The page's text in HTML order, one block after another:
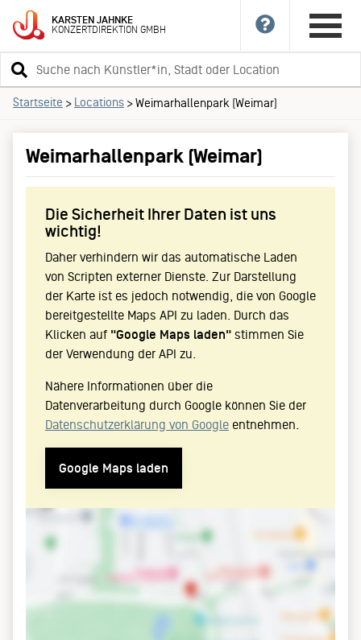
KARSTENJAHNKE
KONZERTDIREKTIONGMBH
Suchbegriff
eingeben
Startseite > Locations >Weimarhallenpark (Weimar)
Weimarhallenpark (Weimar)
Die Sicherheit Ihrer Daten ist uns
wichtig!
Daher verhindern wir das automatische Laden
von Scripten externer Dienste. Zur Darstellung
der Karte ist es jedoch notwendig, die von Google
bereitgestellte Maps API zu laden. Durch das
Klicken auf "Google Maps laden" stimmen Sie
der Verwendung der API zu.
Nähere Informationen über die
Datenverarbeitung durch Google können Sie der
Datenschutzerklärung von Google entnehmen.
Google Maps laden